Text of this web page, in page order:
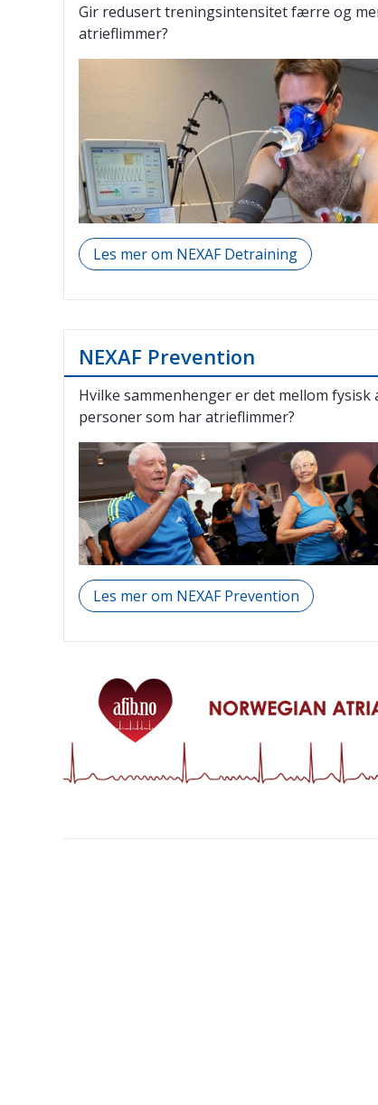
Gir redusert treningsintensitet færre og
atrieflimmer?
Les mer om NEXAF Detraining
NEXAF Prevention
Hvilke sammenhenger er det mellom
personer som har atrieflimmer?
Les mer om NEXAF Prevention